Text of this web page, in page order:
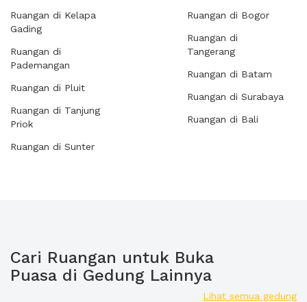
Ruangan di Kelapa
Gading
Ruangan di
Pademangan
Ruangan di Pluit
Ruangan di Tanjung
Priok
Ruangan di Sunter
Ruangan di Bogor
Ruangan di
Tangerang
Ruangan di Batam
Ruangan di Surabaya
Ruangan di Bali
Cari Ruangan untuk Buka
Puasa di Gedung Lainnya
Lihat semua gedung